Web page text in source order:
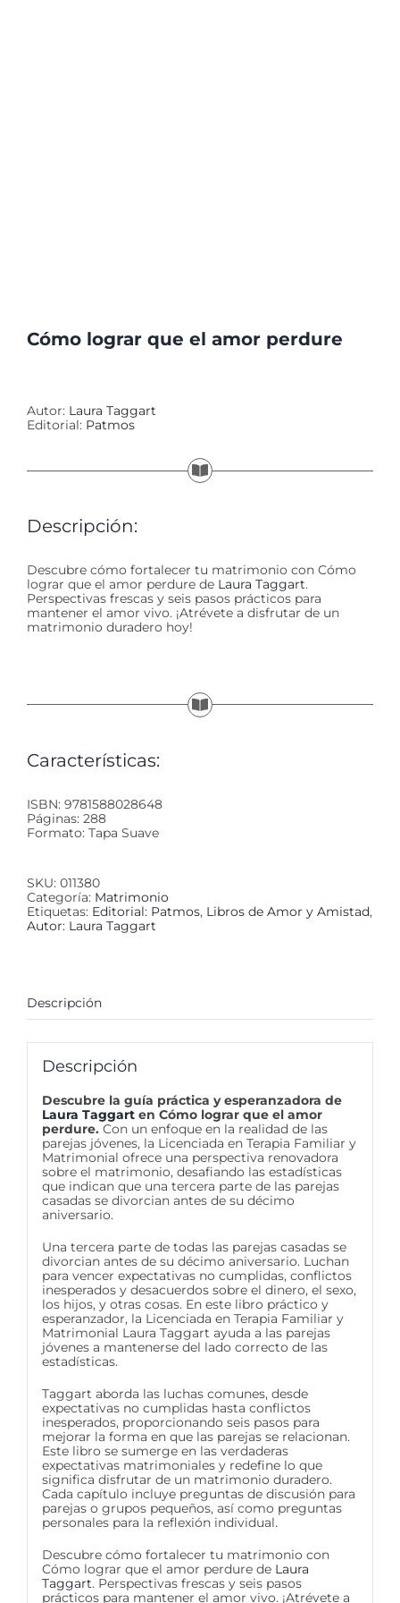
Cómo lograr que el amor perdure
Autor: Laura Taggart
Editorial: Patmos
Descripción:
Descubre cómo fortalecer tu matrimonio con Cómo
lograr que el amor perdure de Laura Taggart.
Perspectivas frescas y seis pasos prácticos para
mantener el amor vivo. ¡Atrévete a disfrutar de un
matrimonio duradero hoy!
Características:
ISBN: 9781588028648
Páginas: 288
Formato: Tapa Suave
SKU: 011380
Categoría: Matrimonio
Etiquetas: Editorial: Patmos, Libros de Amor y Amistad,
Autor: Laura Taggart
Descripción
Descripción
Descubre la guía práctica y esperanzadora de
Laura Taggarten Cómo lograr que el amor
perdure.Con un enfoque en la realidad de las
parejas jóvenes, la Licenciada en Terapia Familiar y
Matrimonial ofrece una perspectiva renovadora
sobre el matrimonio, desafiando las estadísticas
que indican que una tercera parte de las parejas
casadas se divorcian antes de su décimo
aniversario.
Una tercera parte de todas las parejas casadas se
divorcian antes de su décimo aniversario. Luchan
para vencer expectativas no cumplidas, conflictos
inesperados y desacuerdos sobre el dinero, el sexo,
los hijos, y otras cosas. En este libro práctico y
esperanzador, la Licenciada en Terapia Familiar y
Matrimonial Laura Taggart ayuda a las parejas
jóvenes a mantenerse del lado correcto de las
estadísticas.
Taggart aborda las luchas comunes, desde
expectativas no cumplidas hasta conflictos
inesperados, proporcionando seis pasos para
mejorar la forma en que las parejas se relacionan.
Este libro se sumerge en las verdaderas
expectativas matrimoniales y redefine lo que
significa disfrutar de un matrimonio duradero.
Cada capítulo incluye preguntas de discusión para
parejas o grupos pequeños, así como preguntas
personales para la reflexión individual.
Descubre cómo fortalecer tu matrimonio con
Cómo lograr que el amor perdure de Laura
Taggart. Perspectivas frescas y seis pasos
prácticos para mantener el amor vivo. ¡Atrévete a